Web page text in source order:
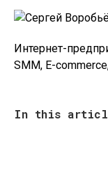
Интернет-
SMM, E-
In this